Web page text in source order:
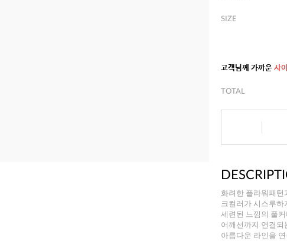
SIZE
고객님께 가까운 사
TOTAL
화려한 플라워패턴
크컬러가 시스루
세련된 느낌의 풀커
어깨선까지 연결되
아름다운 라인을 연